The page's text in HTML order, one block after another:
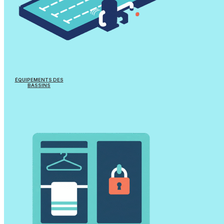
Palmes & Lunettes
Tubas & Bonnets
ÉQUIPEMENTS DES
BASSINS
Lignes d’eau / Enrouleurs / Accessoires
Echelles et Accessoires
Plots de départ
Waterpolo